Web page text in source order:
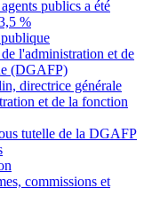
publics a été
%
l'administration et de
(DGAFP)
directrice générale
et de la fonction
tutelle de la DGAFP
commissions et